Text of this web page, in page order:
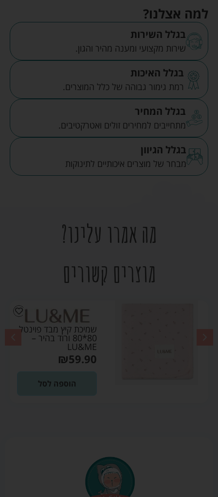
למה אצלנו?
בגלל השירות
שירות מקצועי ומענה מהיר והגון.
בגלל האיכות
רמת גימור גבוהה של כלל המוצרים.
בגלל המחיר
מתחייבים למחירים זולים ואטרקטיבים.
בגלל הגיוון
מבחר של מוצרים איכותיים לתינוקות
מה אמרו עלינו?
מוצרים קשורים
שמיכת קיץ מבד פוינטל
80*80 ורוד בהיר –
LU&ME
₪59.90
הוספה לסל